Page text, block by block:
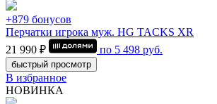
+879 бонусов
Перчатки игрока муж. HG TACKS XR
21 990 ₽
по 5 498 руб.
быстрый просмотр
В избранное
НОВИНКА